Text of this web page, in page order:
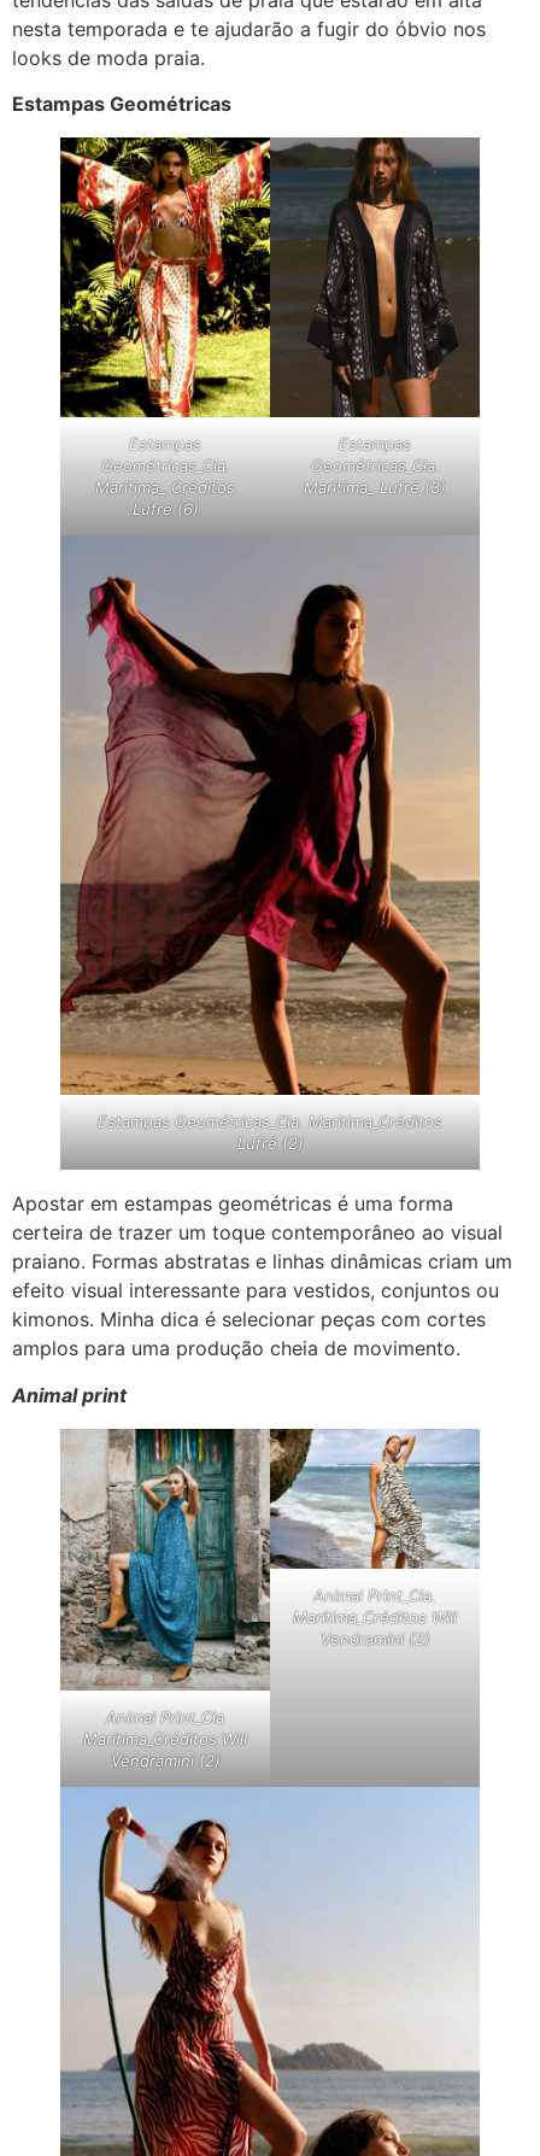
nesta temporada e te ajudarão a fugir do óbvio nos
looks de moda praia.
Estampas Geométricas
Estampas
Geométricas_Cia.
Maritima_ Créditos
Lufré (6)
Estampas
Geométricas_Cia.
Maritima_ Lufré (3)
Estampas Geométricas_Cia. Maritima_Créditos
Lufré (2)
Apostar em estampas geométricas é uma forma
certeira de trazer um toque contemporâneo ao visual
praiano. Formas abstratas e linhas dinâmicas criam um
efeito visual interessante para vestidos, conjuntos ou
kimonos. Minha dica é selecionar peças com cortes
amplos para uma produção cheia de movimento.
Animal print
Animal Print_Cia
Marítima_Créditos Will
Vendramini (2)
Animal Print_Cia.
Marítima_Créditos Will
Vendramini (2)